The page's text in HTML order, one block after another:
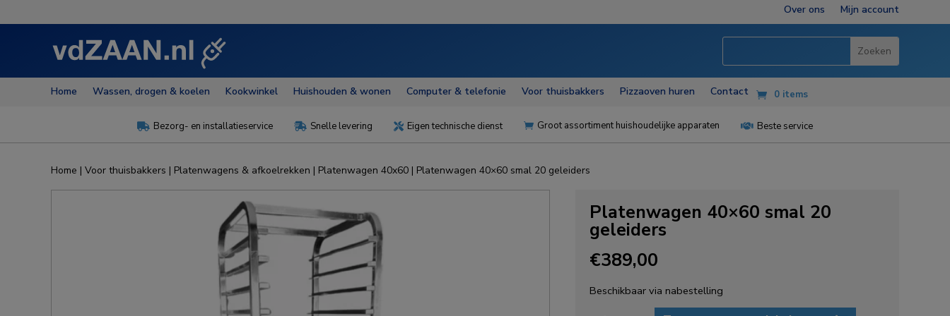
Over ons Mijn account
Home Wassen, drogen & koelen Kookwinkel Huishouden & wonen Computer & telefonie Voor thuisbakkers Pizzaoven huren Contact 0 items
 Bezorg- en installatieservice  Snelle levering  Eigen technische dienst  Groot assortiment huishoudelijke apparaten  Beste service
Home | Voor thuisbakkers | Platenwagens & afkoelrekken | Platenwagen 40x60 | Platenwagen 40×60 smal 20 geleiders
Platenwagen 40×60 smal 20
geleiders
€389,00
Beschikbaar via nabestelling
Platenwagen